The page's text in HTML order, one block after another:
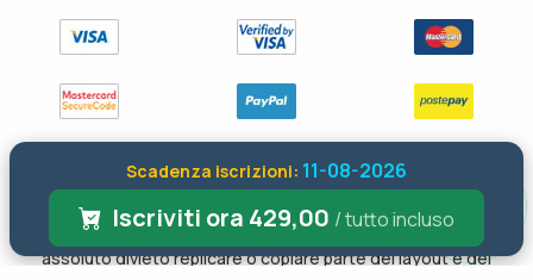
Scadenza iscrizioni: 11-08-2026
Iscriviti ora 429,00 / tutto incluso
Tutti i diritti sono riservati ed è vietata anche la riproduzione
parziale. Il layout e le schede informative, sia web che inviate via
email sono di proprietà di soloformazione.it pertanto è fatto
assoluto divieto replicare o copiare parte del layout e dei